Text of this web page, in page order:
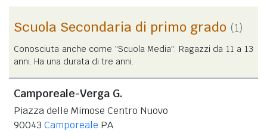
Scuola Secondaria di primo grado (1)
Conosciuta anche come "Scuola Media". Ragazzi da 11 a 13
anni. Ha una durata di tre anni.
Camporeale-Verga G.
Piazza delle Mimose Centro Nuovo
90043 Camporeale PA